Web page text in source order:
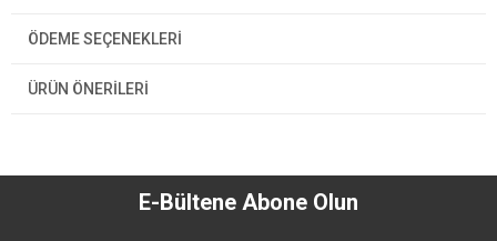
ÖDEME SEÇENEKLERI
ÜRÜN ÖNERILERI
E-Bültene Abone Olun